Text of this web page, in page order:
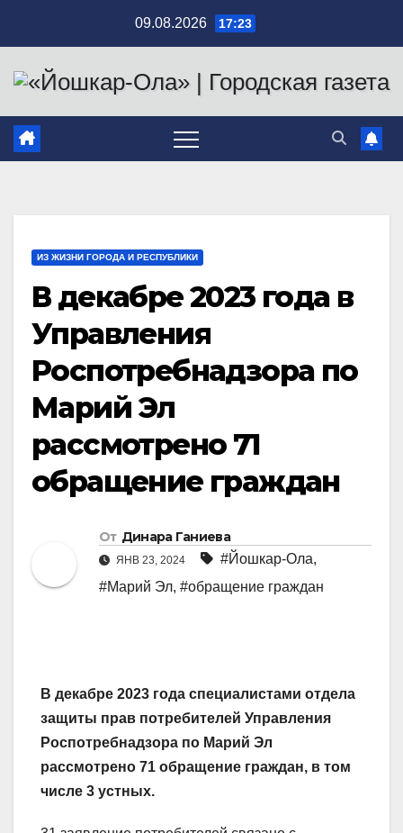
содержимому
09.08.2026 17:23
ИЗ ЖИЗНИ ГОРОДА И РЕСПУБЛИКИ
В декабре 2023 года в
Управления
Роспотребнадзора по
Марий Эл
рассмотрено 71
обращение граждан
От Динара Ганиева
ЯНВ 23, 2024 #Йошкар-Ола,
#Марий Эл, #обращение граждан
В декабре 2023 года специалистами отдела
защиты прав потребителей Управления
Роспотребнадзора по Марий Эл
рассмотрено 71 обращение граждан, в том
числе 3 устных.